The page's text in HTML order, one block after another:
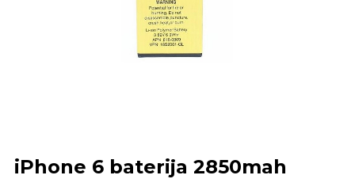
iPhone 6 baterija 2850mah